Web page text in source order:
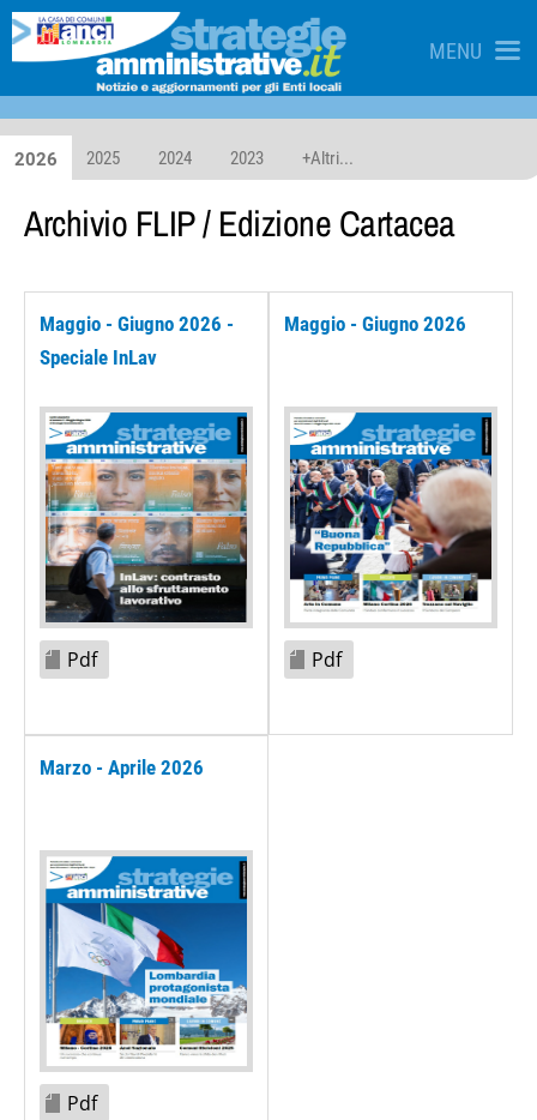
MENU
2026 2025 2024 2023 +Altri...
Archivio FLIP/ Edizione Cartacea
Maggio - Giugno 2026 -
Speciale InLav
Pdf
Maggio - Giugno 2026
Pdf
Marzo - Aprile 2026
Pdf